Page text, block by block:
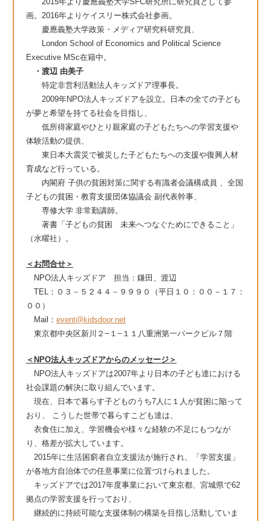
画。2016年よりケイスリー株式会社参画。
慶應義塾大学政策・メディア研究科研究員、
London School of Economics and Political Science
Executive MSc在籍中。
・渡辺 由美子
特定非営利活動法人キッズドア理事長。
2009年NPO法人キッズドアを設立。日本の全ての子ども
が夢と希望を持てる社会を目指し、
低所得家庭やひとり親家庭の子どもたちへの学習支援や
体験活動の提供、
東日本大震災で被災した子どもたちへの支援や復興人材
育成など行っている。
内閣府 子供の貧困対策に関する有識者会議構成員 、全国
子どもの貧困・教育支援団体協議会 副代表幹事、
専修大学 非常勤講師。
著書「子どもの貧困 未来へつなぐためにできること」
（水曜社）。
＜お問合せ＞
NPO法人キッズドア 担当：鎌田、渡辺
TEL：０３－５２４４－９９９０（平日１０：００－１７：
００）
Mail： event@kidsdoor.net
東京都中央区新川２−１−１１八重洲第一パークビル７階
＜NPO法人キッズドアからのメッセージ＞
NPO法人キッズドアは2007年より日本の子ども達における
社会課題の解決に取り組んでいます。
現在、日本で暮らす子どものうち7人に１人が貧困に陥って
おり、 こうした世帯で暮らすこども達は、
衣食住に加え、学習機会や様々な経験の不足にもつなが
り、格差が拡大しています。
2015年に生活困窮者自立支援法が施行され、「学習支援」
が各地方自治体での任意事業に位置づけられました。
キッズドアでは2017年度事業において東京都、宮城県で62
拠点の学習支援を行っており、
継続的に持続可能な支援体制の構築を目指し活動していま